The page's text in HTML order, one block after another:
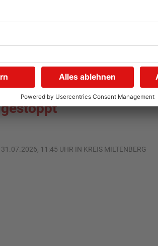
Autofahrerin mit drei
Promille in Eichenbühl
gestoppt
31.07.2026, 11:45 UHR IN KREIS MILTENBERG